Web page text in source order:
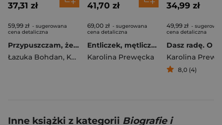
37,31 zł
59,99 zł - sugerowana
cena detaliczna
Przypuszczam, że wątpię
Łazuka Bohdan, Karolina Prewęcka
41,70 zł
69,00 zł - sugerowana
cena detaliczna
Entliczek, mętliczek. Ewa Szykulska w rozmowie z Karoliną Prewęcką
Karolina Prewęcka
34,99 zł
49,99 zł -
cena detaliczna
8,0 (4)
Inne książki z kategorii Biografie i